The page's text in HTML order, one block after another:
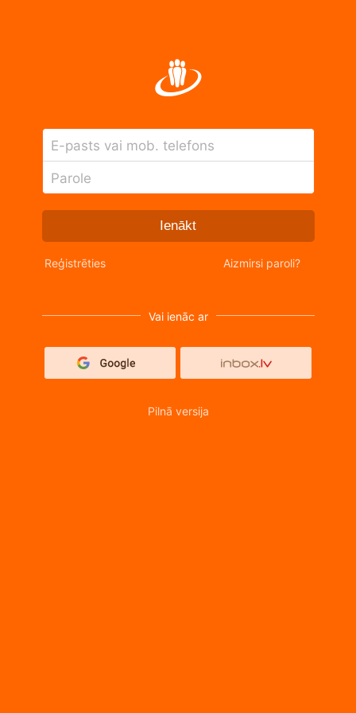
E-pasts vai mob. telefons
Parole
Ienākt
Reģistrēties Aizmirsi paroli?
Vai ienāc ar
Pilnā versija